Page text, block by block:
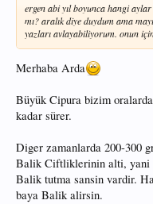
ergen abi yıl boyunca hangi
mı? aralık diye duydum ama
yazları avlayabiliyorum. onun
Merhaba Arda
Büyük Cipura bizim
kadar sürer.
Diger zamanlarda 200-300
Balik Ciftliklerinin alti, yani
Balik tutma sansin vardir.
baya Balik alirsin.